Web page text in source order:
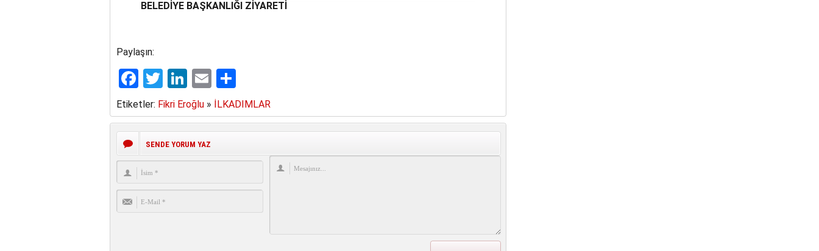
BELEDİYE BAŞKANLIĞI ZİYARETİ
Paylaşın:
Facebook
Twitter
LinkedIn
EmailShare
Etiketler: Fikri Eroğlu» İLKADIMLAR
SENDE YORUM YAZ